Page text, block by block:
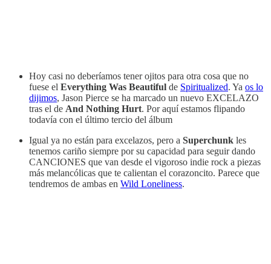
Hoy casi no deberíamos tener ojitos para otra cosa que no
fuese el Everything Was Beautiful de Spiritualized. Ya os lo
dijimos, Jason Pierce se ha marcado un nuevo EXCELAZO
tras el de And Nothing Hurt. Por aquí estamos flipando
todavía con el último tercio del álbum
Igual ya no están para excelazos, pero a Superchunk les
tenemos cariño siempre por su capacidad para seguir dando
CANCIONES que van desde el vigoroso indie rock a piezas
más melancólicas que te calientan el corazoncito. Parece que
tendremos de ambas en Wild Loneliness.